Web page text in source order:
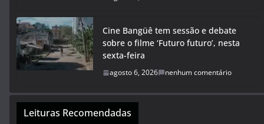
Cine Bangüê tem sessão e debate
sobre o filme ‘Futuro futuro’, nesta
sexta-feira
agosto 6, 2026 nenhum comentário
Leituras Recomendadas